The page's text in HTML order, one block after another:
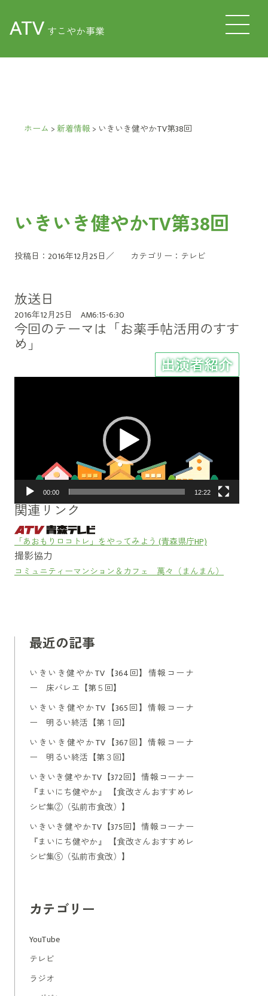
ATV すこやか事業
ホーム >新着情報> いきいき健やかTV第38回
いきいき健やかTV第38回
投稿日：2016年12月25日／ カテゴリー： テレビ
放送日
2016年12月25日 AM6:15-6:30
今回のテーマは「お薬手帖活用のすす
め」
00:00 12:22
関連リンク
「あおもりロコトレ」をやってみよう (青森県庁HP)
撮影協力
コミュニティーマンション＆カフェ 萬々（まんまん）
最近の記事
いきいき健やかTV【364回】情報コーナ
ー 床バレエ【第５回】
いきいき健やかTV【365回】情報コーナ
ー 明るい終活【第１回】
いきいき健やかTV【367回】情報コーナ
ー 明るい終活【第３回】
いきいき健やかTV【372回】情報コーナー
『まいにち健やか』 【食改さんおすすめレ
シピ集②（弘前市食改）】
いきいき健やかTV【375回】情報コーナー
『まいにち健やか』 【食改さんおすすめレ
シピ集⑤（弘前市食改）】
カテゴリー
YouTube
テレビ
ラジオ